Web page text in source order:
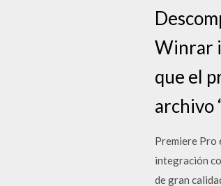
Winrar
que el
archivo
Premiere Pro
integración
de gran